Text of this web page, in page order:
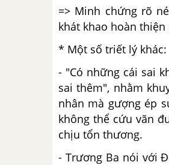
=> Minh chứng rõ
khát khao hoàn
* Một số triết lý khác:
- "Có những cái sai
sai thêm", nhằm
nhân mà gượng ép
không thể cứu vãn
chịu tổn thương.
- Trương Ba nói với